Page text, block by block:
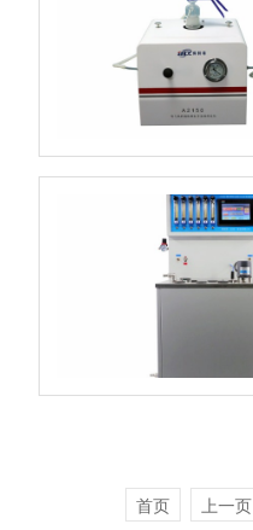
首页 上一页